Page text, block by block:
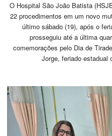
O Hospital São João Batista
22 procedimentos em um novo
último sábado (19), após o
prosseguiu até a última
comemorações pelo Dia de
Jorge, feriado estadual